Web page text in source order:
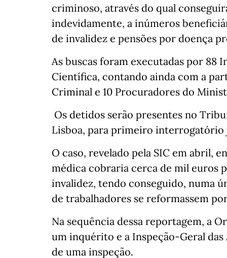
criminoso, através do qual
indevidamente, a inúmeros
de invalidez e pensões por doença
As buscas foram executadas por 88
Científica, contando ainda com a
Criminal e 10 Procuradores do
Os detidos serão presentes no
Lisboa, para primeiro interrogatório
O caso, revelado pela SIC em abril,
médica cobraria cerca de mil euros
invalidez, tendo conseguido, numa
de trabalhadores se reformassem
Na sequência dessa reportagem, a
um inquérito e a Inspeção-Geral das
de uma inspeção.